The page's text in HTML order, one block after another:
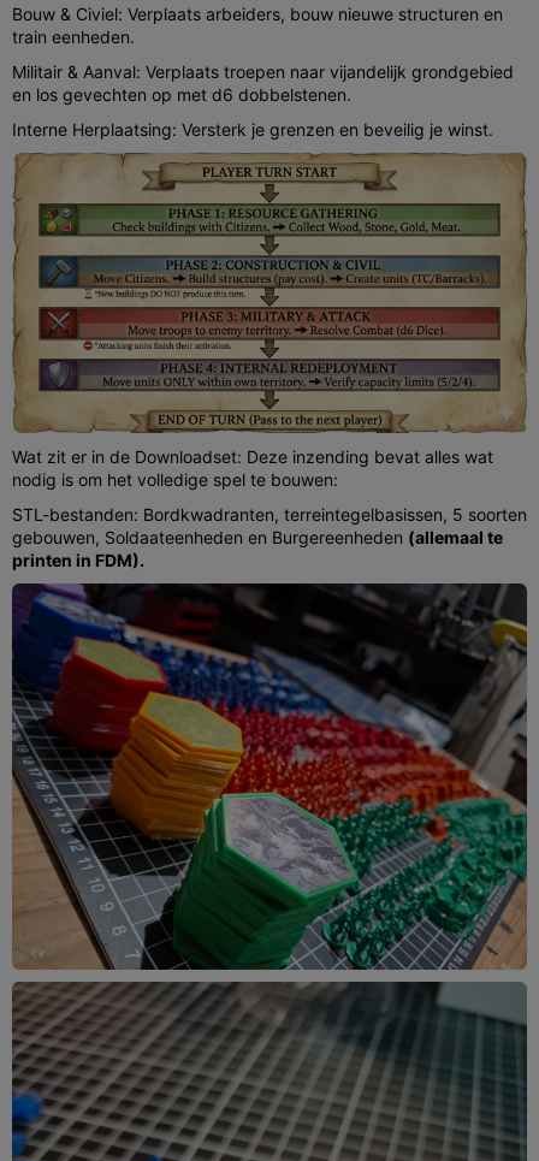
Bouw & Civiel: Verplaats arbeiders, bouw nieuwe structuren en
train eenheden.
Militair & Aanval: Verplaats troepen naar vijandelijk grondgebied
en los gevechten op met d6 dobbelstenen.
Interne Herplaatsing: Versterk je grenzen en beveilig je winst.
Wat zit er in de Downloadset: Deze inzending bevat alles wat
nodig is om het volledige spel te bouwen:
STL-bestanden: Bordkwadranten, terreintegelbasissen, 5 soorten
gebouwen, Soldaateenheden en Burgereenheden (allemaal te
printen in FDM).